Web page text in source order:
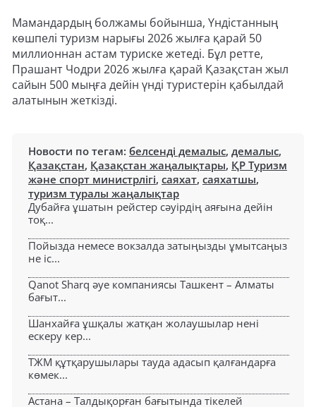
Мамандардың болжамы бойынша, Үндістанның
көшпелі туризм нарығы 2026 жылға қарай 50
миллионнан астам туриске жетеді. Бұл ретте,
Прашант Чодри 2026 жылға қарай Қазақстан жыл
сайын 500 мыңға дейін үнді туристерін қабылдай
алатынын жеткізді.
Новости по тегам: белсенді демалыс, демалыс,
Қазақстан, Қазақстан жаңалықтары, ҚР Туризм
және спорт министрлігі, саяхат, саяхатшы,
туризм туралы жаңалықтар
Дубайға ұшатын рейстер сәуірдің аяғына дейін
тоқ...
Пойызда немесе вокзалда затыңызды ұмытсаңыз
не іс...
Qanot Sharq әуе компаниясы Ташкент – Алматы
бағыт...
Шанхайға ұшқалы жатқан жолаушылар нені
ескеру кер...
ТЖМ құтқарушылары тауда адасып қалғандарға
көмек...
Астана – Талдықорған бағытында тікелей